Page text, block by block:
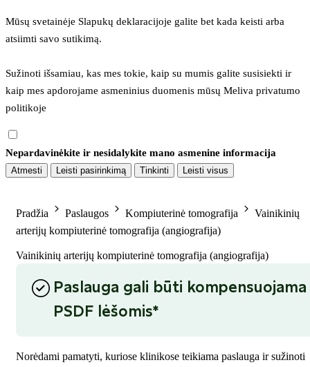
Mūsų svetainėje Slapukų deklaracijoje galite bet kada keisti arba
atsiimti savo sutikimą.
Sužinoti išsamiau, kas mes tokie, kaip su mumis galite susisiekti ir
kaip mes apdorojame asmeninius duomenis mūsų Meliva privatumo
politikoje
Nepardavinėkite ir nesidalykite mano asmenine informacija
Atmesti Leisti pasirinkimą Tinkinti Leisti visus
Pradžia Paslaugos Kompiuterinė tomografija
Vainikinių
arterijų kompiuterinė tomografija (angiografija)
Vainikinių arterijų kompiuterinė tomografija (angiografija)
Paslauga gali būti kompensuojama
PSDF lėšomis*
Norėdami pamatyti, kuriose klinikose teikiama paslauga ir sužinoti